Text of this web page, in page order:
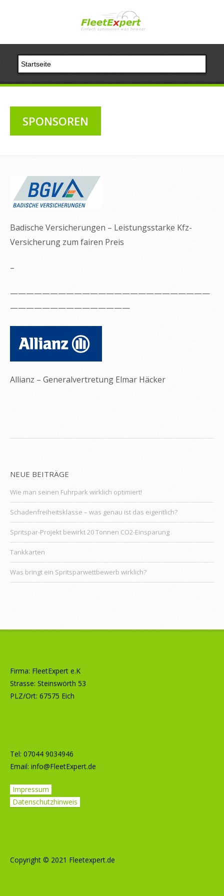
SPONSOREN
Badische Versicherungen – Leistungsstarke Kfz-
Versicherung zum fairen Preis
–
—————————————————————————
———————————————
Allianz – Generalvertretung Elmar Häcker
NEUE BEITRÄGE
Wie man seinen Fuhrpark wirklich optimiert!
Schadenfreiheitsklasse – was genau ist das eigentlich?
Spritspar-Projekt bewirkt 20 Tonnen CO2-Einsparung
Tankkarten
Was bringt ein Spritsparwettbewerb wirklich?
Firma: FleetExpert e.K
Strasse: Steinswörth 53
PLZ/Ort: 67575 Eich
Tel: 07044 9034946
Email:info@FleetExpert.de
Impressum
Datenschutzhinweis
Copyright © 2021 Fleetexpert.de